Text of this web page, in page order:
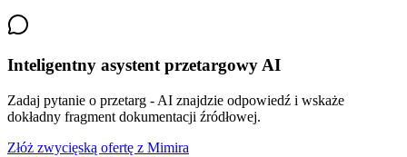
Inteligentny asystent przetargowy AI
Zadaj pytanie o przetarg - AI znajdzie odpowiedź i wskaże
dokładny fragment dokumentacji źródłowej.
Złóż zwycięską ofertę z Mimira